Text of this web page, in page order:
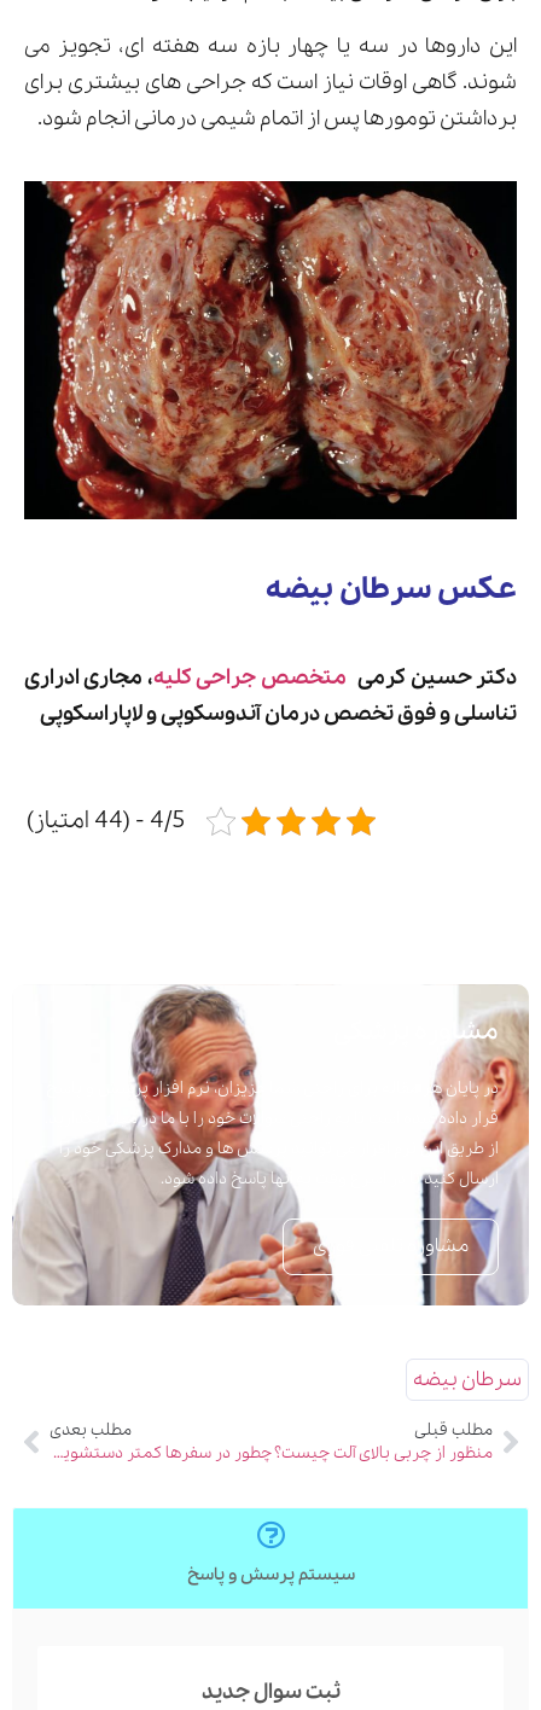
این داروها در سه یا چهار بازه سه هفته ای، تجویز می
شوند. گاهی اوقات نیاز است که جراحی های بیشتری برای
برداشتن تومورها پس از اتمام شیمی درمانی انجام شود.
عکس سرطان بیضه
دکتر حسین کرمی متخصص جراحی کلیه، مجاری ادراری
تناسلی و فوق تخصص درمان آندوسکوپی و لاپاراسکوپی
4/5 - (44 امتیاز)
مشاوره پزشکی
در پایان هر مقاله برای راحتی شما عزیزان، نرم افزار پرسش و پاسخ
قرار داده شده است تا به راحتی سوالات خود را با ما در میان بگذارید.
از طریق این نرم افزار می توانید پرسش ها و مدارک پزشکی خود را
ارسال کنید تا در اسرع وقت به آنها پاسخ داده شود.
مشاوره تلفنی فوری
سرطان بیضه
مطلب قبلی
منظور از چربی بالای آلت چیست؟
مطلب بعدی
چطور در سفرها کمتر دستشویی برویم؟
سیستم پرسش و پاسخ
ثبت سوال جدید